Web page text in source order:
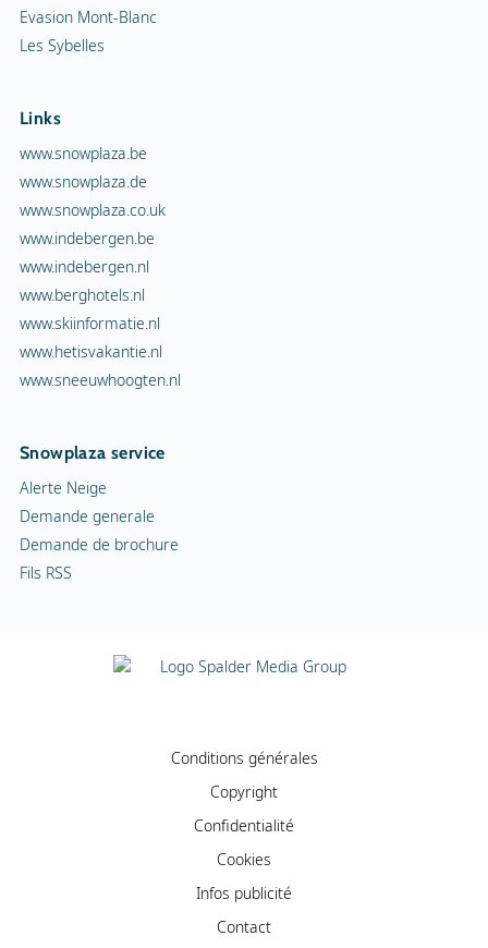
Evasion Mont-Blanc
Les Sybelles
Links
www.snowplaza.be
www.snowplaza.de
www.snowplaza.co.uk
www.indebergen.be
www.indebergen.nl
www.berghotels.nl
www.skiinformatie.nl
www.hetisvakantie.nl
www.sneeuwhoogten.nl
Snowplaza service
Alerte Neige
Demande generale
Demande de brochure
Fils RSS
Conditions générales
Copyright
Confidentialité
Cookies
Infos publicité
Contact